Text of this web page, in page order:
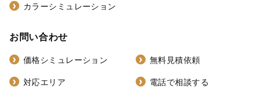
カラーシミュレーション
お問い合わせ
価格シミュレーション 無料見積依頼
対応エリア 電話で相談する